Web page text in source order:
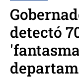
detectó